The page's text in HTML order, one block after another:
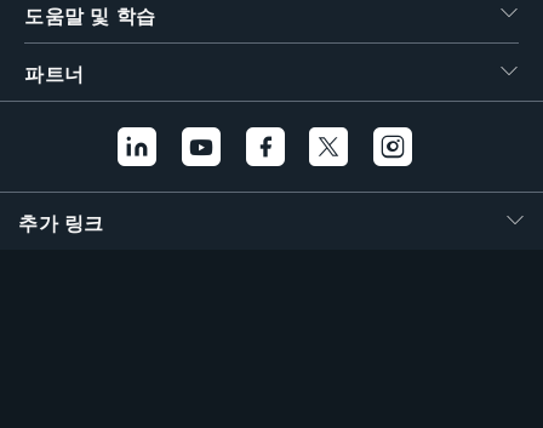
도움말 및 학습
파트너
추가 링크